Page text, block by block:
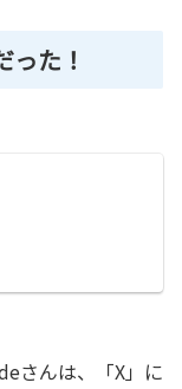
た！
さんは、「X」に